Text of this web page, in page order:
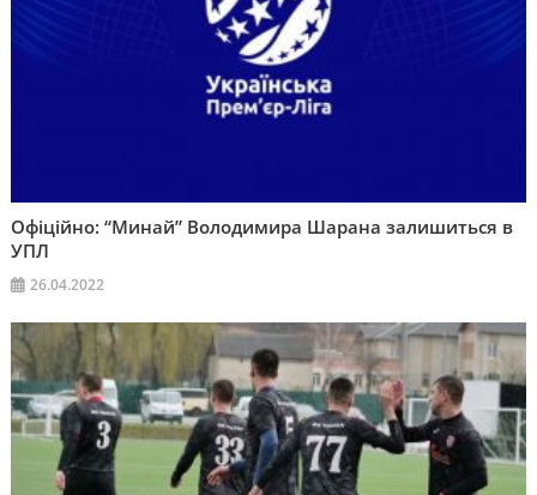
Офіційно: “Минай” Володимира Шарана залишиться в
УПЛ
26.04.2022